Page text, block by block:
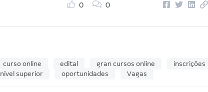
0 0
curso online edital gran cursos online
inscrições
nível superior oportunidades Vagas